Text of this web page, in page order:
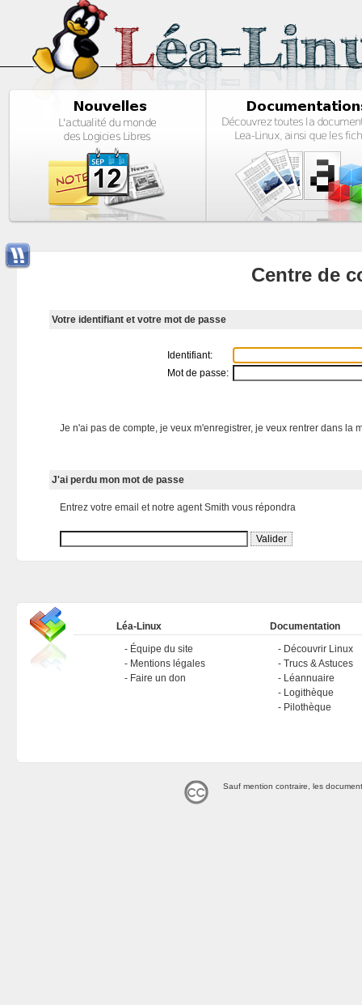
Centre de
Votre identifiant et votre mot de passe
Identifiant:
Mot de passe:
Je n'ai pas de compte, je veux m'enregistrer, je veux rentrer dans la
J'ai perdu mon mot de passe
Entrez votre email et notre agent Smith vous répondra
Léa-Linux
Équipe du site
Mentions légales
Faire un don
Documentation
Découvrir Linux
Trucs & Astuces
Léannuaire
Logithèque
Pilothèque
Sauf mention contraire, les